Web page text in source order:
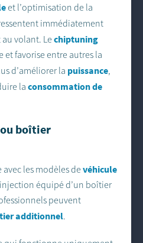
et l’optimisation de la
immédiatement
volant. Le chiptuning
et favorise entre autres la
d’améliorer la puissance,
la consommation de
boîtier
les modèles de véhicule
équipé d’un boîtier
peuvent
additionnel.